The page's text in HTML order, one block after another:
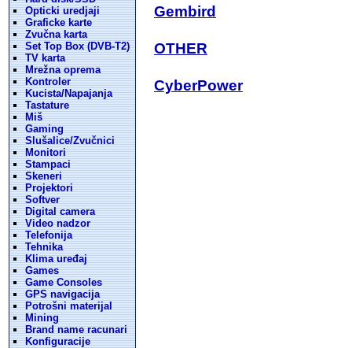
Opticki uredjaji
Graficke karte
Zvučna karta
Set Top Box (DVB-T2)
TV karta
Mrežna oprema
Kontroler
Kucista/Napajanja
Tastature
Miš
Gaming
Slušalice/Zvučnici
Monitori
Stampaci
Skeneri
Projektori
Softver
Digital camera
Video nadzor
Telefonija
Tehnika
Klima uređaj
Games
Game Consoles
GPS navigacija
Potrošni materijal
Mining
Brand name racunari
Konfiguracije
Gembird
OTHER
CyberPower